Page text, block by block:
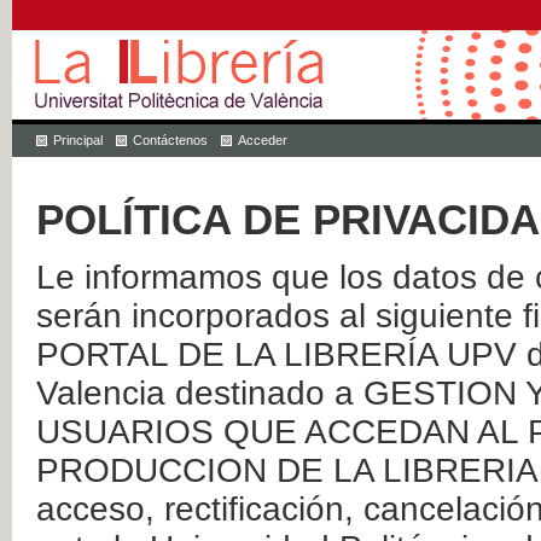
Principal Contáctenos Acceder
POLÍTICA DE
Le informamos que los datos
serán incorporados al siguiente
PORTAL DE LA LIBRERÍA
Valencia destinado a GESTION
USUARIOS QUE ACCEDAN AL
PRODUCCION DE LA
acceso, rectificación,